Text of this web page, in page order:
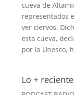
cueva de
representados
ver ciervos.
esta cueva,
por la Unesco,
Lo + reciente